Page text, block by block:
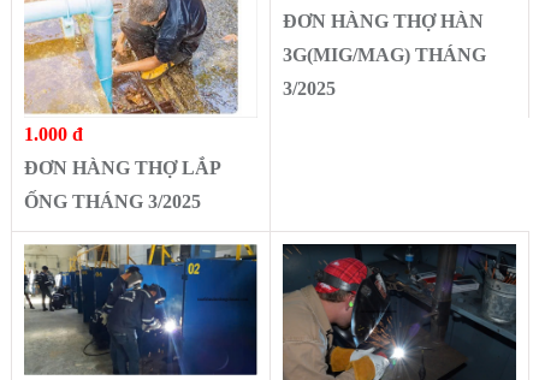
1.000 đ
ĐƠN HÀNG THỢ LẮP
ỐNG THÁNG 3/2025
ĐƠN HÀNG THỢ HÀN
3G(MIG/MAG) THÁNG
3/2025